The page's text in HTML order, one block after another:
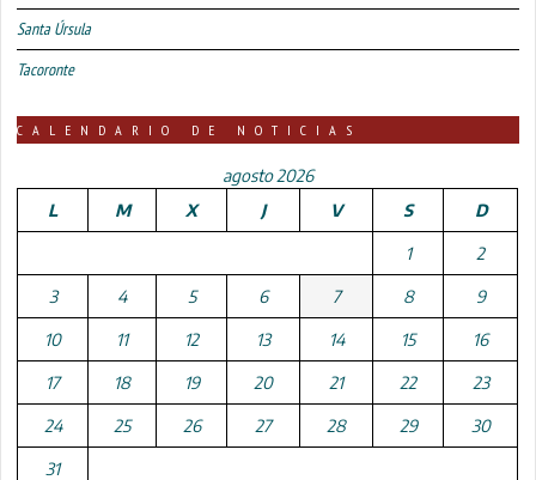
Santa Úrsula
Tacoronte
CALENDARIO DE NOTICIAS
agosto 2026
L
M X J V S D
1 2
3 4 5 6 7 8 9
10 11 12 13 14 15 16
17 18 19 20 21 22 23
24 25 26 27 28 29 30
31